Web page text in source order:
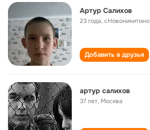
Артур Салихов
23 года,сНовоникитино
Добавить в друзья
артур салихов
37 лет, Москва